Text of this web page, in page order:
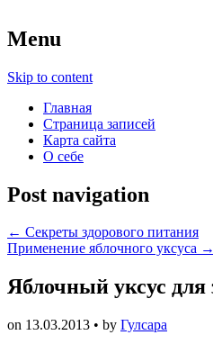
Menu
Skip to content
Главная
Страница записей
Карта сайта
О себе
Post navigation
← Секреты здорового питания
Применение яблочного уксуса →
Яблочный уксус для
on 13.03.2013 • by Гулсара